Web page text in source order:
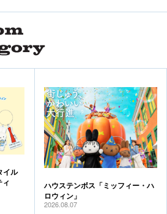
イル
ハウステンボス「ミッフィー・ハ
ロウィン」
2026.08.07